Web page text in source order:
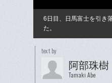
6日目、日馬富士を引き
た。
text by
阿部珠樹
Tamaki Abe